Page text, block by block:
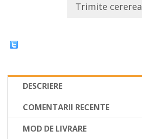
Trimite cererea
DESCRIERE
COMENTARII RECENTE
MOD DE LIVRARE